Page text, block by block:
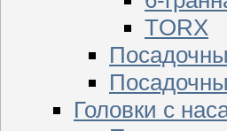
TORX
Головки с